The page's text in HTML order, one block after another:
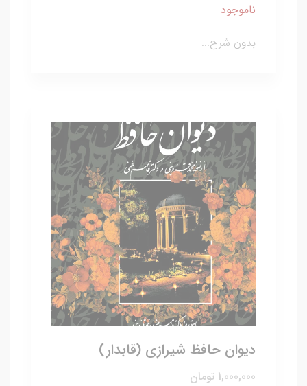
ناموجود
بدون شرح...
دیوان حافظ شیرازی (قابدار)
1,000,000 تومان